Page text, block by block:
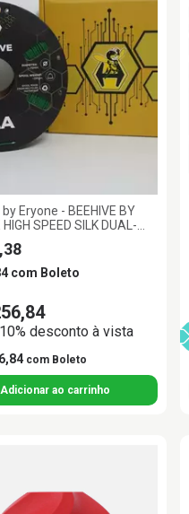
Eryone - BEEHIVE BY
HIGH SPEED SILK DUAL-
VERMELHO E VERDE
com Boleto
desconto à vista
com Boleto